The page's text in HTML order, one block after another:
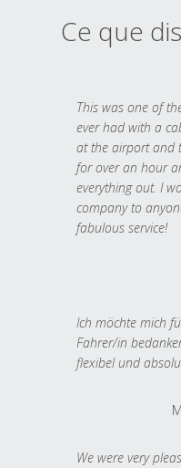
Ce que
This was one of
ever had with a
at the airport and
for over an hour
everything out. I
company to
fabulous service!
Ich möchte mich
Fahrer/in
flexibel und
We were very